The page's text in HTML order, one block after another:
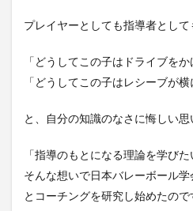
プレイヤーとしても指導者とし
「どうしてこの子はドライブを
「どうしてこの子はレシーブが
と、自分の知識のなさに悔しい思
「指導のもとになる理論を学びた
そんな想いで日本バレーボール
とコーチングを研究し始めたので